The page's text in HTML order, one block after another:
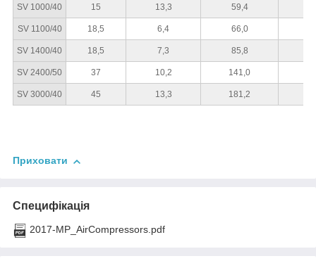
SV 1000/40 15 13,3 59,4
SV 1100/40 18,5 6,4 66,0
SV 1400/40 18,5 7,3 85,8
SV 2400/50 37 10,2 141,0
SV 3000/40 45 13,3 181,2
Приховати
Специфікація
2017-MP_AirCompressors.pdf